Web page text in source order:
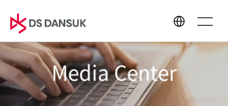
About Us
CEO Message
Business
Bio Energy
Media Center